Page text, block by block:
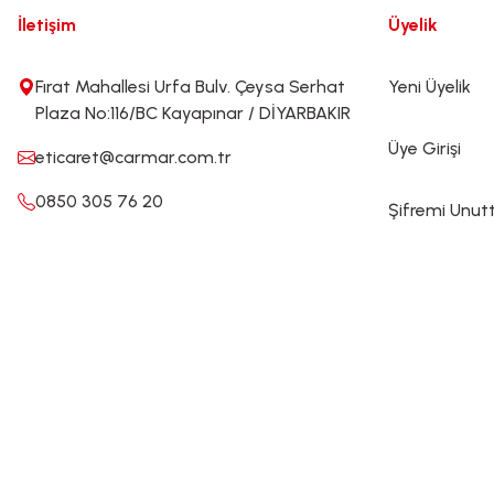
İletişim
Fırat Mahallesi Urfa Bulv. Çeysa Serhat
Plaza No:116/BC Kayapınar / DİYARBAKIR
eticaret@carmar.com.tr
0850 305 76 20
Üyelik
Yeni Üyelik
Üye Girişi
Şifremi